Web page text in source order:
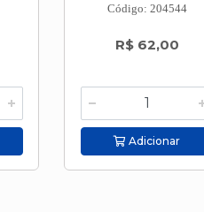
Código: 204544
R$ 62,00
Adicionar